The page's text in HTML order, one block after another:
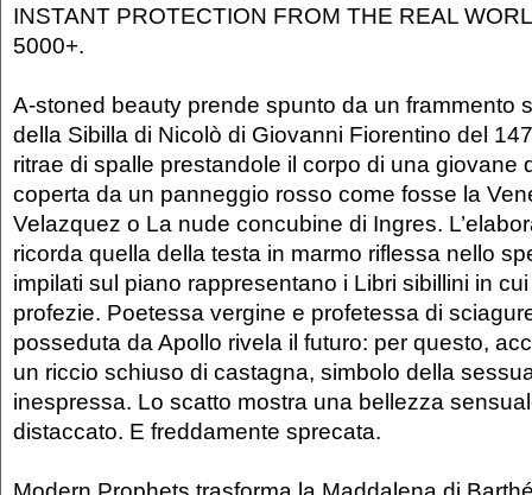
INSTANT PROTECTION FROM THE REAL
5000+.
A-stoned beauty prende spunto da un frammento
della Sibilla di Nicolò di Giovanni Fiorentino del
ritrae di spalle prestandole il corpo di una giovane
coperta da un panneggio rosso come fosse la
Velazquez o La nude concubine di Ingres.
ricorda quella della testa in marmo riflessa nello
impilati sul piano rappresentano i Libri sibillini in
profezie. Poetessa vergine e profetessa di
posseduta da Apollo rivela il futuro: per questo,
un riccio schiuso di castagna, simbolo della
inespressa. Lo scatto mostra una bellezza
distaccato. E freddamente sprecata.